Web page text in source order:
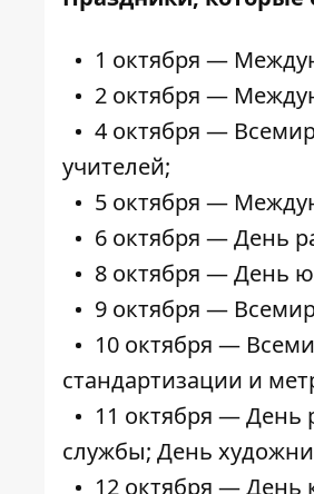
1 октября —
2 октября —
4 октября —
учителей;
5 октября —
6 октября — День
8 октября — День
9 октября —
10 октября —
стандартизации и
11 октября — День
службы; День
12 октября — День